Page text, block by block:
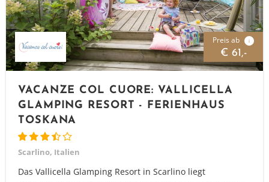
Preis ab i
€ 61,-
VACANZE COL CUORE: VALLICELLA
GLAMPING RESORT - FERIENHAUS
TOSKANA
Scarlino, Italien
Das Vallicella Glamping Resort in Scarlino liegt